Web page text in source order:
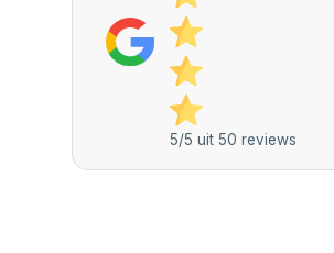
5/5 uit 50 reviews